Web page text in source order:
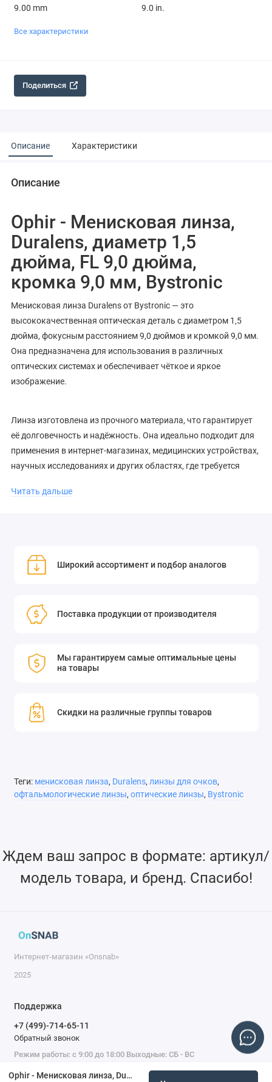
Ophir - Менисковая линза, Duralens, диаметр 1,5 дюйма, FL 9,0 дюйма, кромка 9,0 мм, Bystronic
9.00 mm 9.0 in.
Все характеристики
Поделиться
Описание Характеристики
Описание
Ophir - Менисковая линза,
Duralens, диаметр 1,5
дюйма, FL 9,0 дюйма,
кромка 9,0 мм, Bystronic
Менисковая линза Duralens от Bystronic — это
высококачественная оптическая деталь с диаметром 1,5
дюйма, фокусным расстоянием 9,0 дюймов и кромкой 9,0 мм.
Она предназначена для использования в различных
оптических системах и обеспечивает чёткое и яркое
изображение.
Линза изготовлена из прочного материала, что гарантирует
её долговечность и надёжность. Она идеально подходит для
применения в интернет-магазинах, медицинских устройствах,
научных исследованиях и других областях, где требуется
оптические характеристики.
Читать дальше
Широкий ассортимент и подбор аналогов
Поставка продукции от производителя
Мы гарантируем самые оптимальные цены
на товары
Скидки на различные группы товаров
Теги: менисковая линза, Duralens, линзы для очков,
офтальмологические линзы, оптические линзы, Bystronic
Ждем ваш запрос в формате: артикул/
модель товара, и бренд. Спасибо!
Интернет-магазин «Onsnab»
2025
Поддержка
+7 (499)-714-65-11
Обратный звонок
Режим работы: с 9:00 до 18:00 Выходные: СБ - ВС